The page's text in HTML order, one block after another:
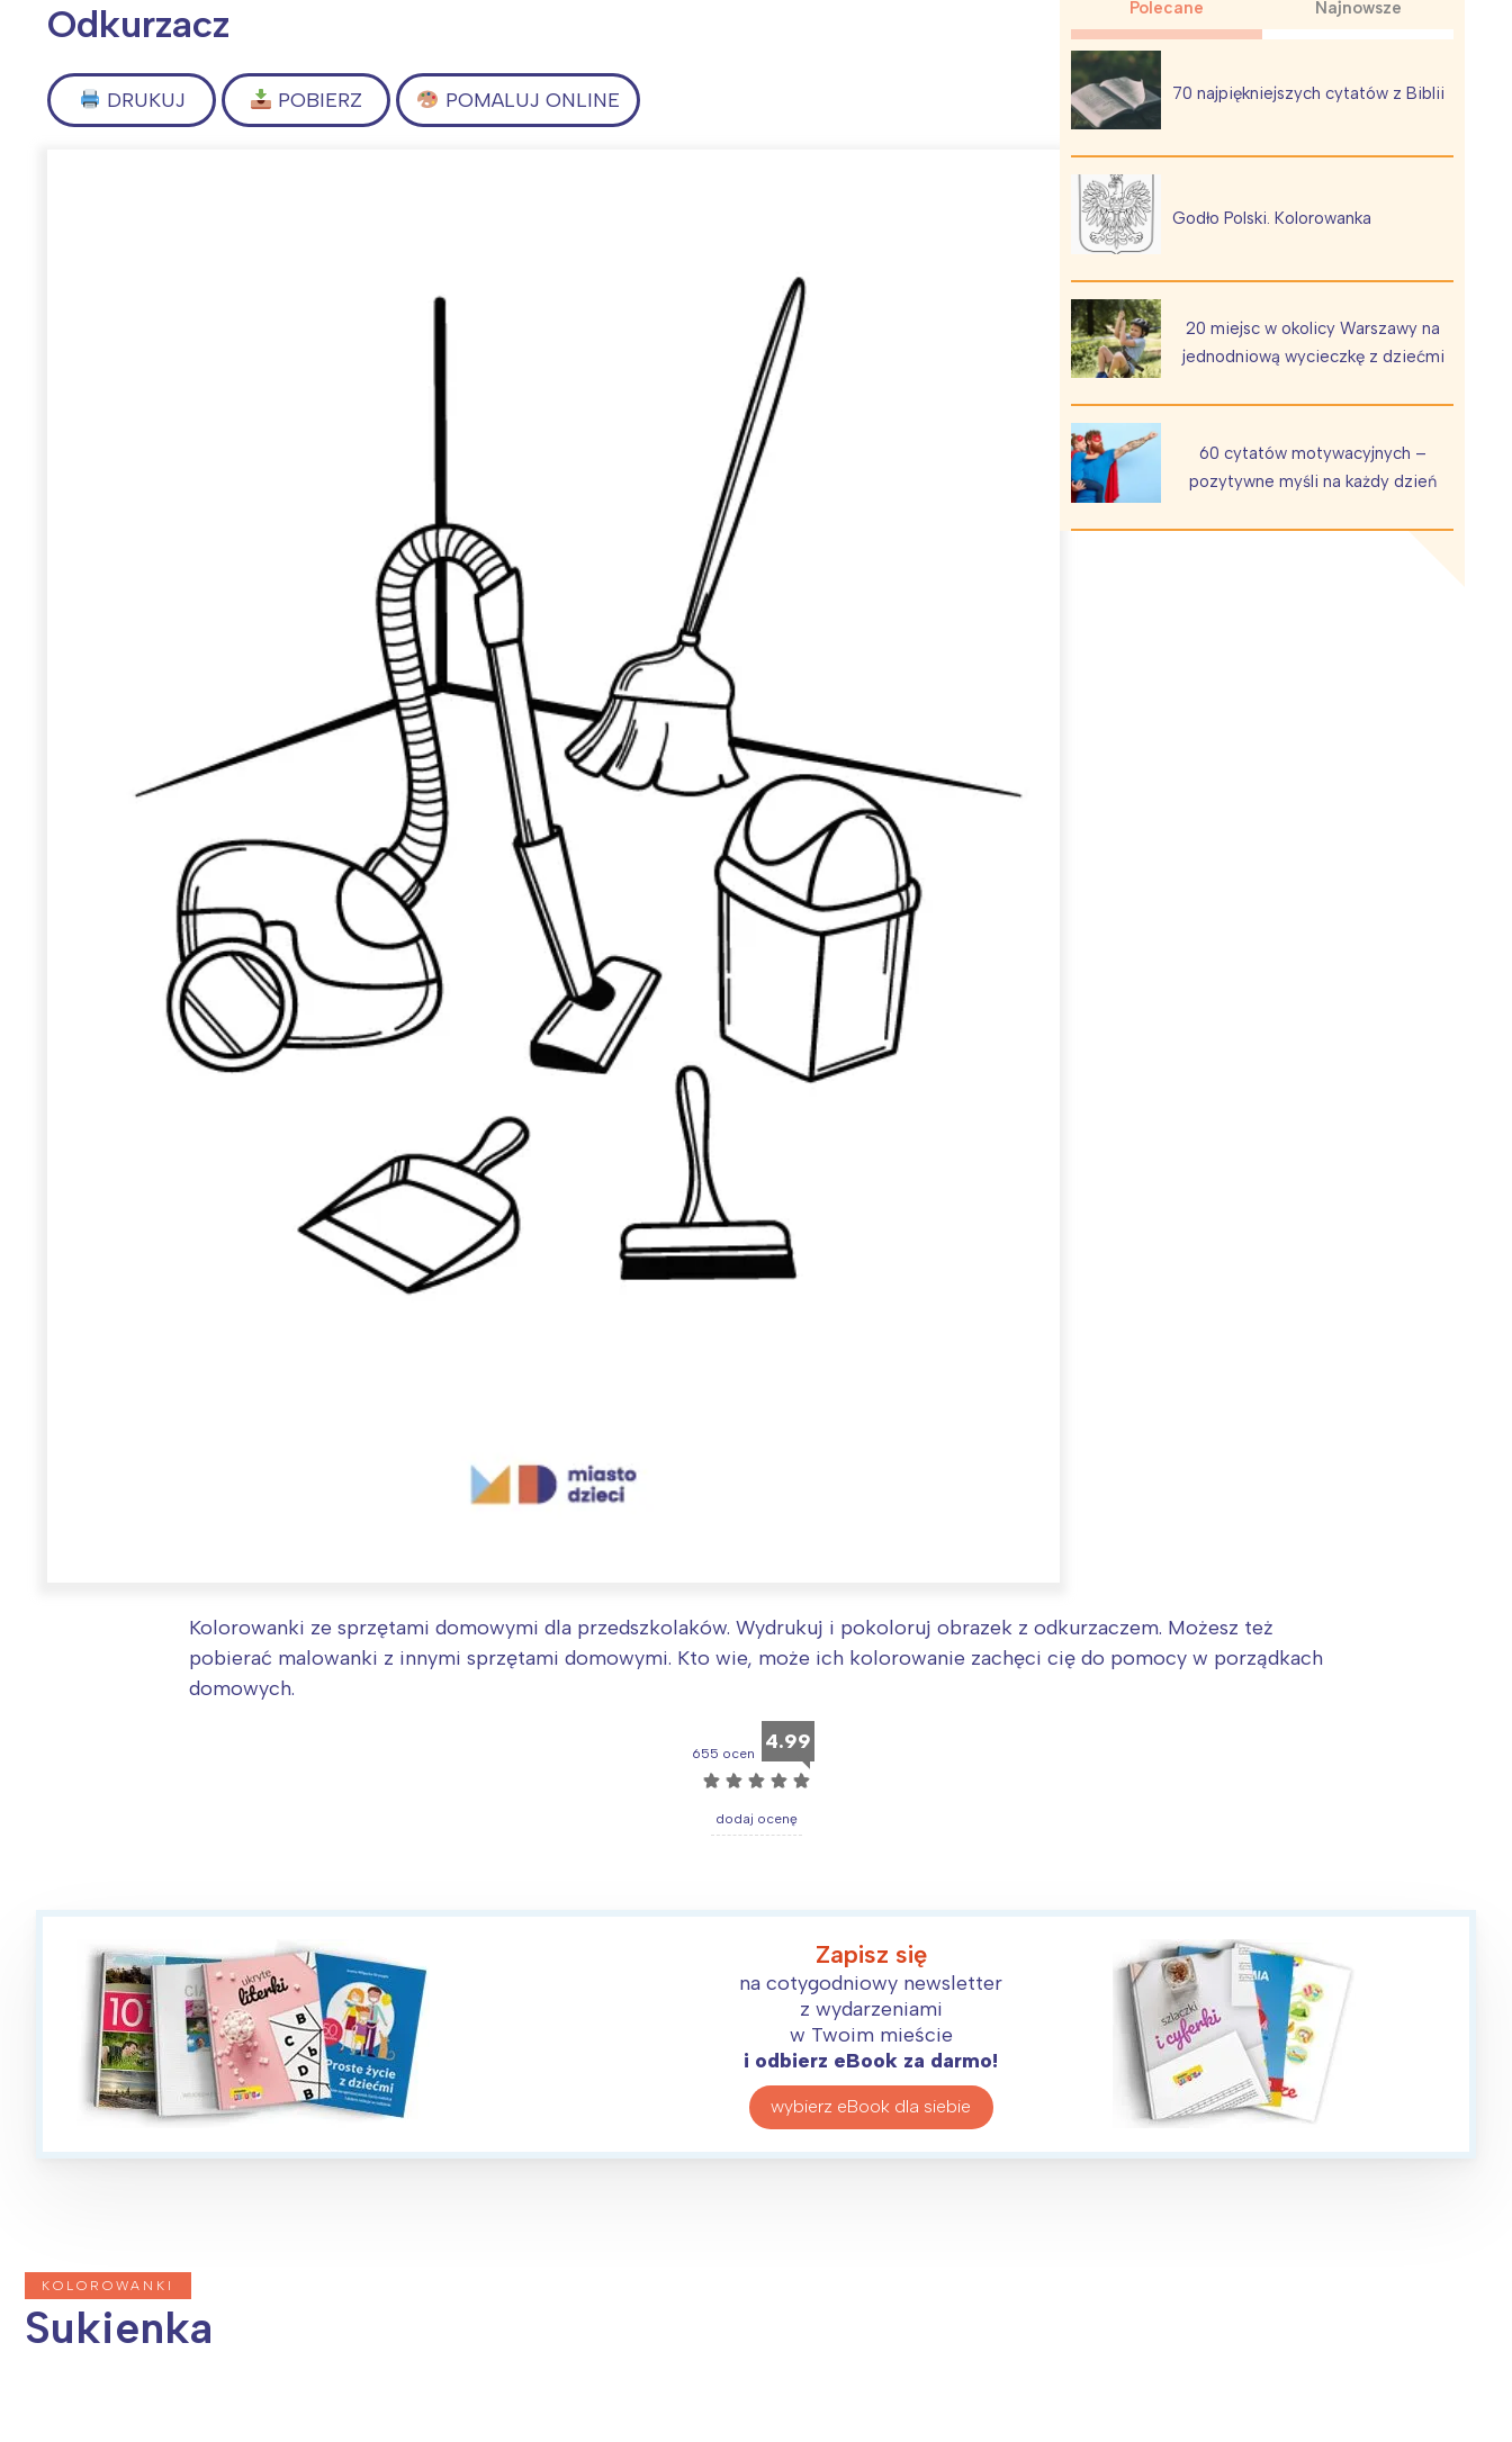
Odkurzacz
DRUKUJ POBIERZ POMALUJ ONLINE
Polecane Najnowsze
70 najpiękniejszych cytatów z Biblii
Godło Polski. Kolorowanka
20 miejsc w okolicy Warszawy na
jednodniową wycieczkę z dziećmi
60 cytatów motywacyjnych –
pozytywne myśli na każdy dzień
Kolorowanki ze sprzętami domowymi dla przedszkolaków. Wydrukuj i pokoloruj obrazek z odkurzaczem. Możesz też
pobierać malowanki z innymi sprzętami domowymi. Kto wie, może ich kolorowanie zachęci cię do pomocy w porządkach
domowych.
655 ocen 4.99
☆ ☆ ☆ ☆ ☆
dodaj ocenę
Zapisz się
na cotygodniowy newsletter
z wydarzeniami
w Twoim mieście
i odbierz eBook za darmo!
wybierz eBook dla siebie
KOLOROWANKI
Sukienka
Śląsk
Kraków
Południe
Północ
Wszystkie